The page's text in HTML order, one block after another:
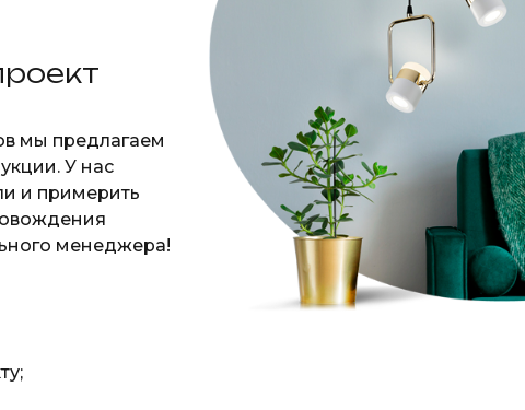
мы предлагаем
У нас
и примерить
менеджера!